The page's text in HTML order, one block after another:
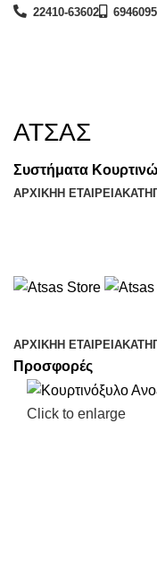
22410-63602
ΑΤΣΑΣ
Συστήματα
ΑΡΧΙΚΉ Η ΕΤΑΙΡΕΊΑ
ΑΡΧΙΚΉ Η ΕΤΑΙΡΕΊΑ
Προσφορές
Click to enlarge